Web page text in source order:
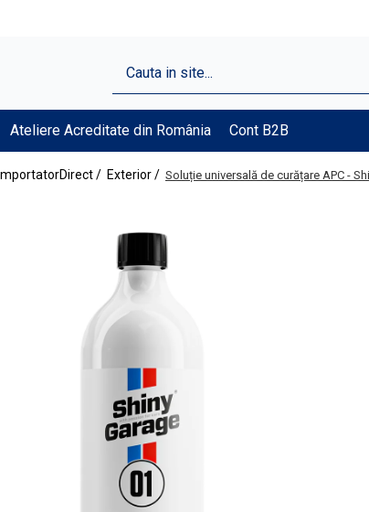
Ateliere Acreditate din România Cont B2B
/ Exterior / Soluție universală de curățare APC -